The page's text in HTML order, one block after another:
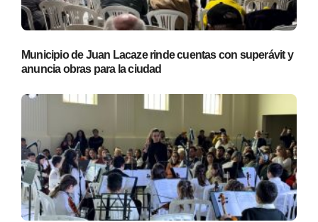
Municipio de Juan Lacaze rinde cuentas con superávit y
anuncia obras para la ciudad